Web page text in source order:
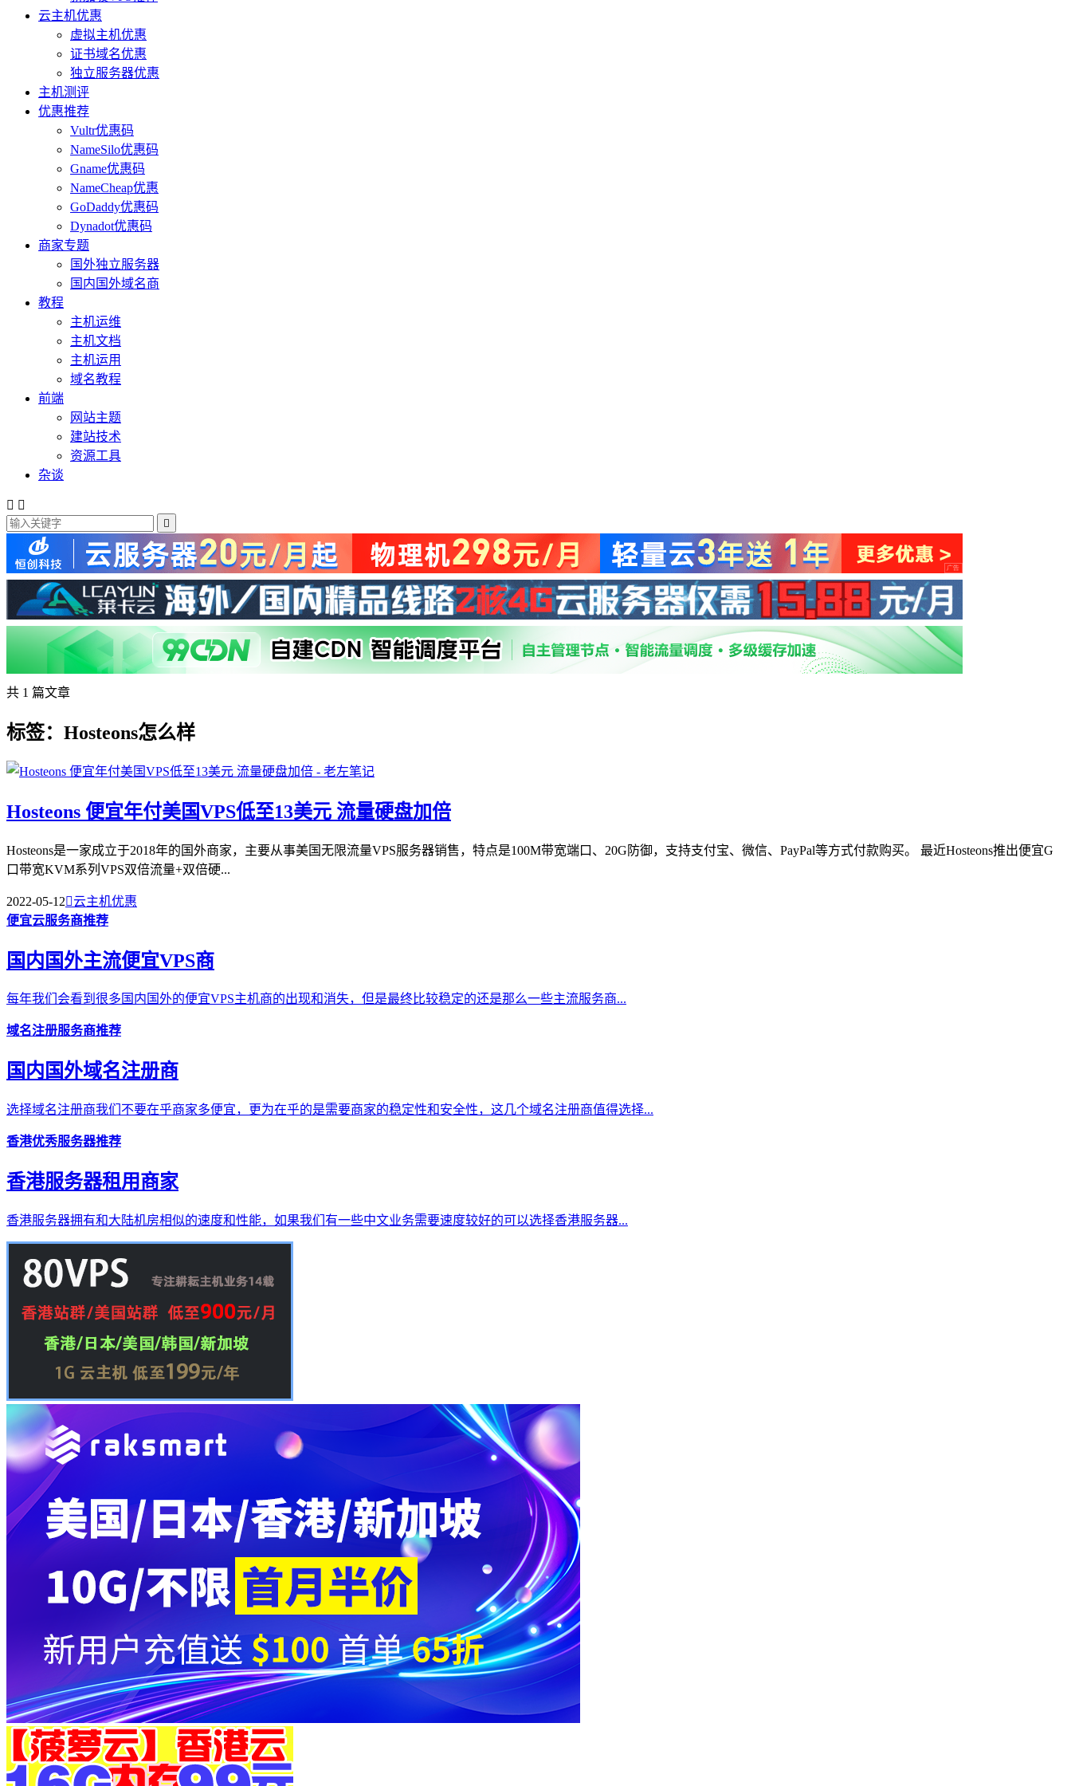
云主机优惠
虚拟主机优惠
证书域名优惠
独立服务器优惠
主机测评
优惠推荐
Vultr优惠码
NameSilo优惠码
Gname优惠码
NameCheap优惠
GoDaddy优惠码
Dynadot优惠码
商家专题
国外独立服务器
国内国外域名商
教程
主机运维
主机文档
主机运用
域名教程
前端
网站主题
建站技术
资源工具
杂谈
 

共 1 篇文章
标签：Hosteons怎么样
Hosteons 便宜年付美国VPS低至13美元 流量硬盘加倍
Hosteons是一家成立于2018年的国外商家，主要从事美国无限流量VPS服务器销售，特点是100M带宽端口、20G防御，支持支付宝、微信、PayPal等方式付款购买。 最近Hosteons推出便宜G
口带宽KVM系列VPS双倍流量+双倍硬...
2022-05-12云主机优惠
便宜云服务商推荐
国内国外主流便宜VPS商
每年我们会看到很多国内国外的便宜VPS主机商的出现和消失，但是最终比较稳定的还是那么一些主流服务商...
域名注册服务商推荐
国内国外域名注册商
选择域名注册商我们不要在乎商家多便宜，更为在乎的是需要商家的稳定性和安全性，这几个域名注册商值得选择...
香港优秀服务器推荐
香港服务器租用商家
香港服务器拥有和大陆机房相似的速度和性能，如果我们有一些中文业务需要速度较好的可以选择香港服务器...